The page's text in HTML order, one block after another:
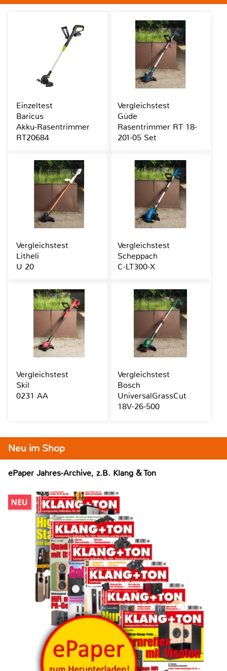
Neu im Shop
ePaper Jahres-Archive, z.B. Klang & Ton
Einzeltest
Baricus
Akku-Rasentrimmer
RT20684
Vergleichstest
Güde
Rasentrimmer RT 18-
201-05 Set
Vergleichstest
Litheli
U 20
Vergleichstest
Scheppach
C-LT300-X
Vergleichstest
Skil
0231 AA
Vergleichstest
Bosch
UniversalGrassCut
18V-26-500